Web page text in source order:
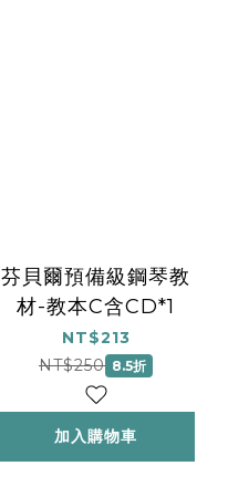
芬貝爾預備級鋼琴教
材-教本C含CD*1
NT$213
NT$250 8.5折
加入購物車